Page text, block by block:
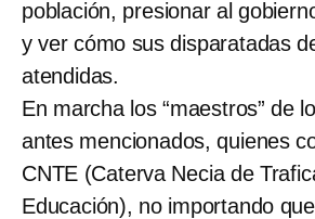
población, presionar al
y ver cómo sus disparatadas
atendidas.
En marcha los “maestros” de
antes mencionados, quienes
CNTE (Caterva Necia de
Educación), no importando